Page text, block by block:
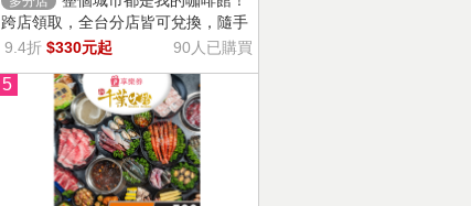
跨店領取，全台分店皆可兌換，隨手
一杯濃郁香醇，調和酸味，清新果香
9.4折 $330元起 90人已購買
5